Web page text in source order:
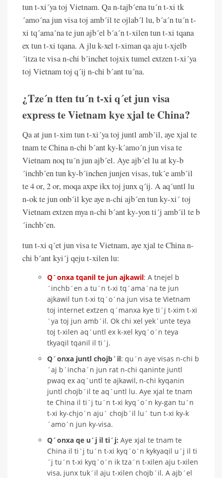
tun t-xi´ya toj Vietnam. Qa n-tajb´ena tu´n t-xi tk
´amo´na jun visa toj amb´il te ojlab´l lu, b´a´n tu´n t-
xi tq´ama´na te jun ajb´el b´a´n t-xilen tun t-xi tqana
ex tun t-xi tqana. A jlu k-xel t-ximan qa aju t-xjelb
´itza te visa n-chi b´inchet tojxix tumel extzen t-xi´ya
toj Vietnam toj q´ij n-chi b´ant tu´na.
¿Tze´n tten tu´n t-xi q´et jun visa
express te Vietnam kye xjal te China?
Qa at jun t-xim tun t-xi´ya toj juntl amb´il, aye xjal te
tnam te China n-chi b´ant ky-k´amo´n jun visa te
Vietnam noq tu´n jun ajb´el. Aye ajb´el lu at ky-b
´inchb´en tun ky-b´inchen junjen visas, tuk´e amb´il
te 4 or, 2 or, moqa axpe ikx toj junx q´ij. A aq´untl lu
n-ok te jun onb´il kye aye n-chi ajb´en tun ky-xi´ toj
Vietnam extzen mya n-chi b´ant ky-yon ti´j amb´il te b
´inchb´en.
tun t-xi q´et jun visa te Vietnam, aye xjal te China n-
chi b´ant kyi´j qeju t-xilen lu:
Q´onxa tqanil te jun ajkawil: A tnejel b
´inchb´en a tu´n t-xi tq´ama´na te jun
ajkawil tun t-xi tq´o´na jun visa te Vietnam
toj internet extzen q´manxa kye ti´j t-xim t-xi
´ya toj jun amb´il. Ok chi xel yek´unte teya
toj t-xilen aq´untl ex k-xel kyq´o´n teya
tkyaqil tqanil il ti´j.
Q´onxa juntl chojb´il: qu´n aye visas n-chi b
´aj b´incha´n jun rat n-chi qaninte juntl
pwaq ex aq´untl te ajkawil, n-chi kyqanin
juntl chojb´il te aq´untl lu. Aye xjal te tnam
te China il ti´j tu´n t-xi kyq´o´n ky-gan tu´n
t-xi ky-chjo´n aju´ chojb´il lu´ tun t-xi ky-k
´amo´n jun ky-visa.
Q´onxa qe u´j il ti´j: Aye xjal te tnam te
China il ti´j tu´n t-xi kyq´o´n kykyaqil u´j il ti
´j tu´n t-xi kyq´o´n ik tza´n t-xilen aju t-xilen
visa, junx tuk´il aju t-xilen chojb´il. A ajb´el